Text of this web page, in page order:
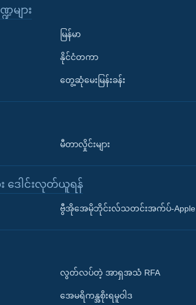
ျား
မြန်မာ
နိုင်ငံတကာ
တွေ့ဆုံမေးမြန်းခန်း
မီတာလှိုင်းများ
ဒေါင်းလုတ်ယူရန်
ဗွီအိုအေမိုဘိုင်းလ်သတင်းအက်ပ်-Apple
လွတ်လပ်တဲ့ အာရှအသံ RFA
အေမရိကန္အစိုးရမူဝါဒ